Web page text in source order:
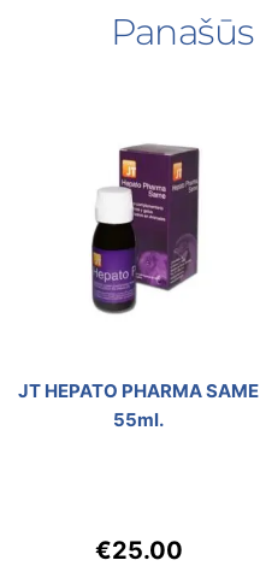
JT HEPATO PHARMA SAME
55ml.
€25.00